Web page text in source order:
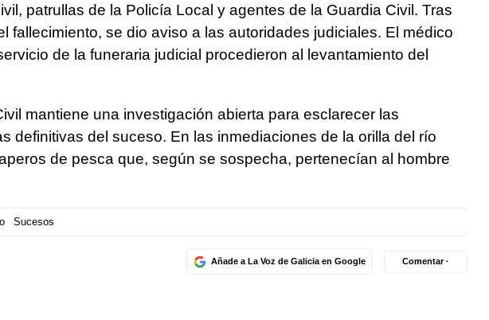
patrullas de la Policía Local y agentes de la Guardia Civil. Tras
fallecimiento, se dio aviso a las autoridades judiciales. El médico
de la funeraria judicial procedieron al levantamiento del
mantiene una investigación abierta para esclarecer las
definitivas del suceso. En las inmediaciones de la orilla del río
de pesca que, según se sospecha, pertenecían al hombre
Sucesos
Añade a La Voz de Galicia en Google Comentar ·